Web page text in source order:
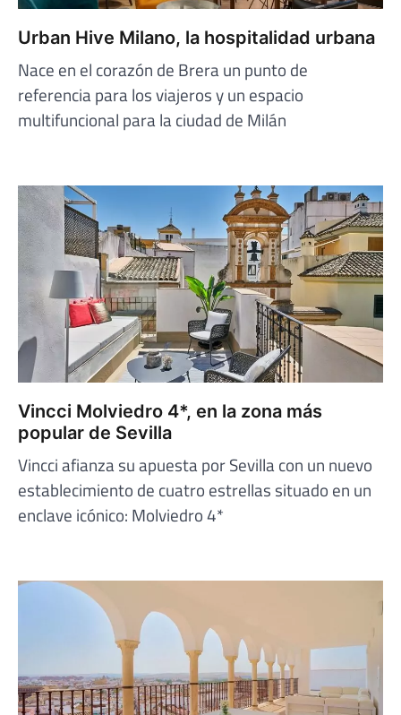
Urban Hive Milano, la hospitalidad urbana
Nace en el corazón de Brera un punto de
referencia para los viajeros y un espacio
multifuncional para la ciudad de Milán
Vincci Molviedro 4*, en la zona más
popular de Sevilla
Vincci afianza su apuesta por Sevilla con un nuevo
establecimiento de cuatro estrellas situado en un
enclave icónico: Molviedro 4*